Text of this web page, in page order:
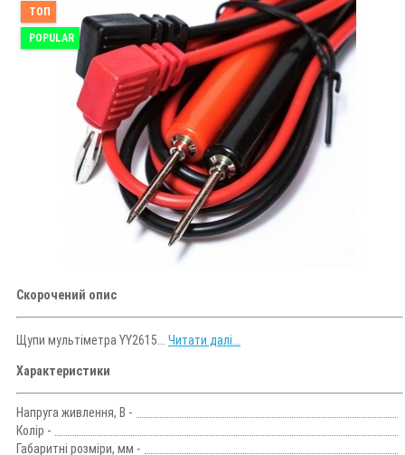
ТОП
POPULAR
Скорочений опис
Щупи мультіметра YY2615... Читати далі...
Характеристики
Напруга живлення, В -
Колір -
Габаритні розміри, мм -